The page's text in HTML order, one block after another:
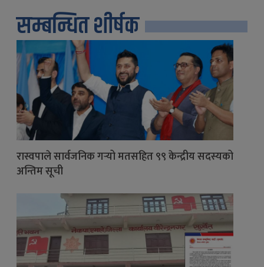
सम्बन्धित शीर्षक
रास्वपाले सार्वजनिक गर्‍यो मतसहित ९९ केन्द्रीय सदस्यको
अन्तिम सूची